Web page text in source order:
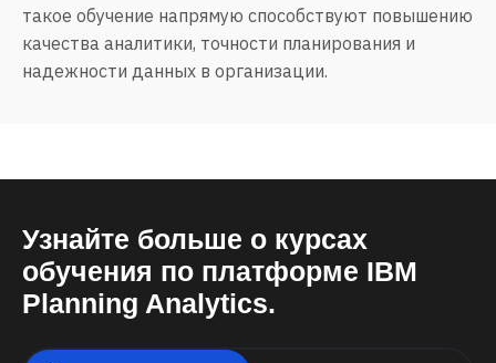
такое обучение напрямую способствуют повышению
качества аналитики, точности планирования и
надежности данных в организации.
Узнайте больше о курсах
обучения по платформе IBM
Planning Analytics.